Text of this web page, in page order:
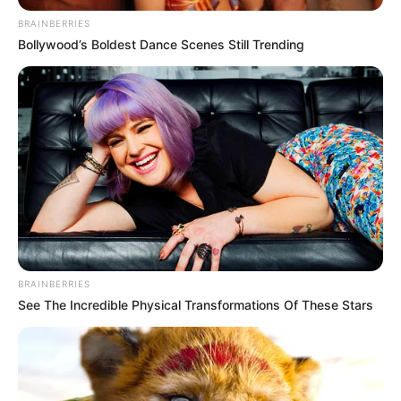
Les+
On savait queLou finirait par craquer,
mais la voir débarquer au commissariat
pour tout avouer et disculperVictor, c’est
fort. On voit qu’elle tient beaucoup
àVictoret ne veut surtout pas qu’il paye
à sa place.
La scène entre
vue est sans doutele moment fort de
l’épisode. Ce « tu prendras soin de Nina
? », ces larmes aux yeux des deux
côtés… On se demande si on va
BRAINBERRIES
Bollywood’s Boldest Dance Scenes Still Trending
BRAINBERRIES
See The Incredible Physical Transformations Of These Stars